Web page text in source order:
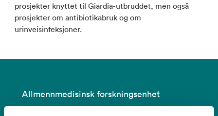
prosjekter knyttet til Giardia-utbruddet, men også
prosjekter om antibiotikabruk og om
urinveisinfeksjoner.
Allmennmedisinsk forskningsenhet